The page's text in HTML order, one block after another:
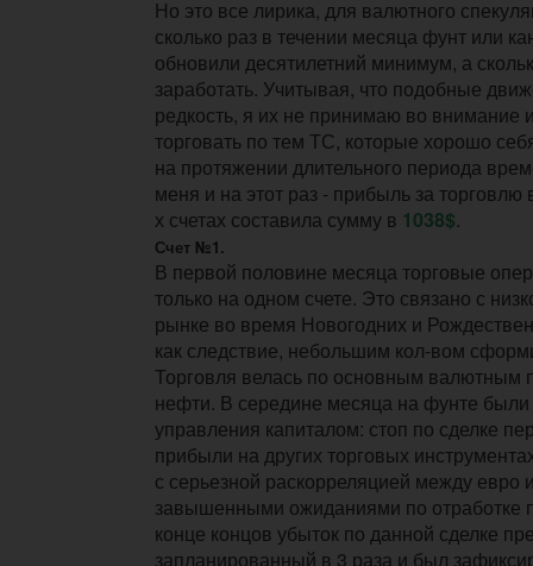
Но это все лирика, для валютного
сколько раз в течении месяца фунт или
обновили десятилетний минимум, а
заработать. Учитывая, что подобные
редкость, я их не принимаю во внимание
торговать по тем ТС, которые хорошо
на протяжении длительного периода
меня и на этот раз - прибыль за торговлю
х счетах составила сумму в 1038$.
Счет №1.
В первой половине месяца торговые
только на одном счете. Это связано с
рынке во время Новогодних и
как следствие, небольшим кол-вом
Торговля велась по основным валютным
нефти. В середине месяца на фунте
управления капиталом: стоп по сделке
прибыли на других торговых
с серьезной раскорреляцией между евро
завышенными ожиданиями по отработке
конце концов убыток по данной сделке
запланированный в 3 раза и был